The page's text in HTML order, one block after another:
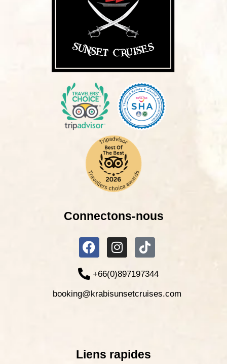
Connectons-nous
+66(0)897197344
booking@krabisunsetcruises.com
Liens rapides